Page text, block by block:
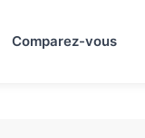
Comparez-vous